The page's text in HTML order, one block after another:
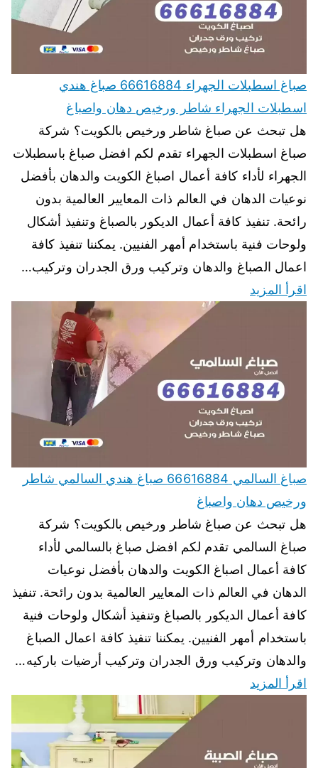
صباغ اسطبلات الجهراء 66616884 صباغ هندي
اسطبلات الجهراء شاطر ورخيص دهان واصباغ
هل تبحث عن صباغ شاطر ورخيص بالكويت؟ شركة
صباغ اسطبلات الجهراء تقدم لكم افضل صباغ باسطبلات
الجهراء لأداء كافة أعمال اصباغ الكويت والدهان بأفضل
نوعيات الدهان في العالم ذات المعايير العالمية بدون
رائحة. تنفيذ كافة أعمال الديكور بالصباغ وتنفيذ أشكال
ولوحات فنية باستخدام أمهر الفنيين. يمكننا تنفيذ كافة
اعمال الصباغ والدهان وتركيب ورق الجدران وتركيب…
اقرأ المزيد
صباغ السالمي 66616884 صباغ هندي السالمي شاطر
ورخيص دهان واصباغ
هل تبحث عن صباغ شاطر ورخيص بالكويت؟ شركة
صباغ السالمي تقدم لكم افضل صباغ بالسالمي لأداء
كافة أعمال اصباغ الكويت والدهان بأفضل نوعيات
الدهان في العالم ذات المعايير العالمية بدون رائحة. تنفيذ
كافة أعمال الديكور بالصباغ وتنفيذ أشكال ولوحات فنية
باستخدام أمهر الفنيين. يمكننا تنفيذ كافة اعمال الصباغ
والدهان وتركيب ورق الجدران وتركيب أرضيات باركيه…
اقرأ المزيد